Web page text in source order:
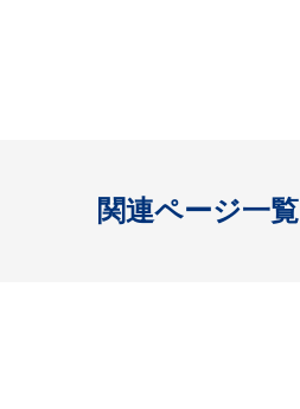
関連ページ一覧
開く